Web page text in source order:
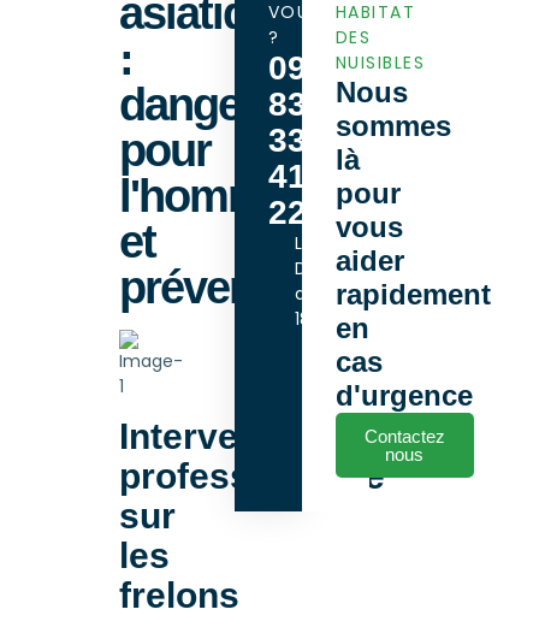
asiatiques
:
danger
pour
l'homme
et
prévention
Intervention
professionnelle
sur
les
frelons
VOUS
?
09
83
33
41
22
Lundi -
Dimanche
de 9h00 à
18h00
HABITAT
DES
NUISIBLES
Nous
sommes
là
pour
vous
aider
rapidement
en
cas
d'urgence
Contactez
nous